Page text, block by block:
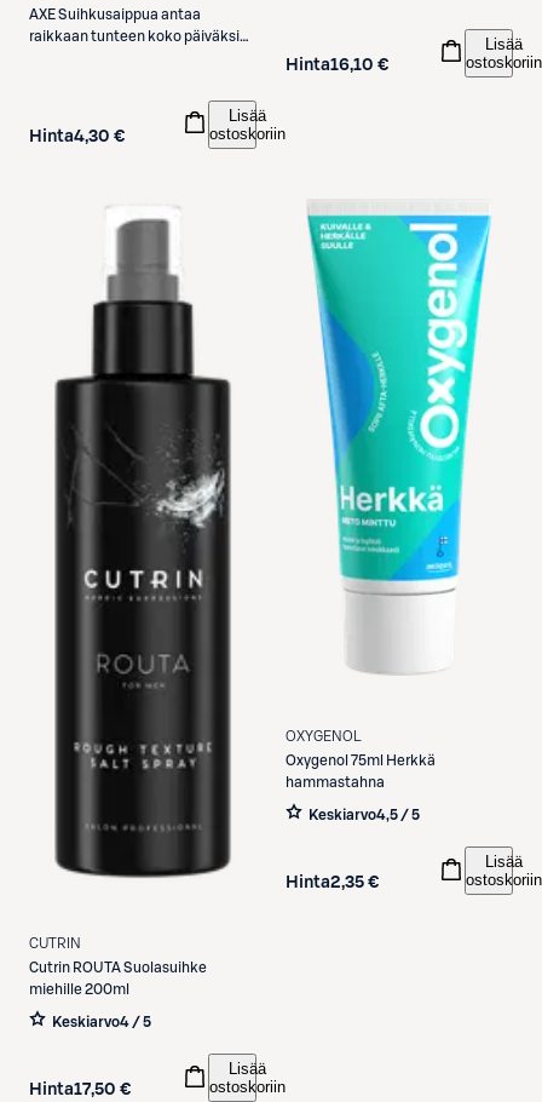
AXESuihkusaippua antaa
raikkaan tunteen koko päiväksi
Hinta4,30 €
Lisää
ostoskoriin
Hinta16,10 €
Lisää
ostoskoriin
CUTRIN
Cutrin ROUTA Suolasuihke
miehille 200ml
Keskiarvo4 / 5
Hinta17,50 €
Lisää
ostoskoriin
OXYGENOL
Oxygenol 75ml Herkkä
hammastahna
Keskiarvo4,5 / 5
Hinta2,35 €
Lisää
ostoskoriin